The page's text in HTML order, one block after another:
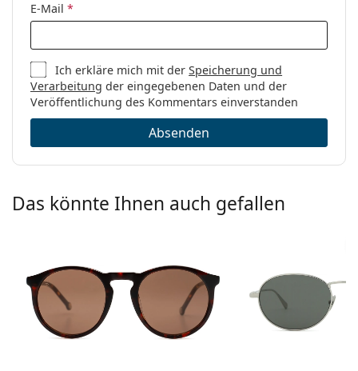
E-Mail *
Ich erkläre mich mit derSpeicherung und
Verarbeitung der eingegebenen Daten und der
Veröffentlichung des Kommentars einverstanden
Absenden
Das könnte Ihnen auch gefallen